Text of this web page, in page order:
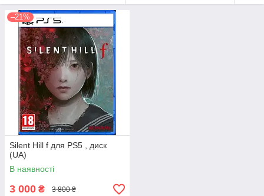
–21%
Silent Hill f для PS5 , диск
(UA)
В наявності
3 000 ₴ 3 800 ₴